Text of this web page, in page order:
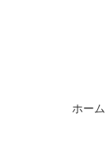
ホーム